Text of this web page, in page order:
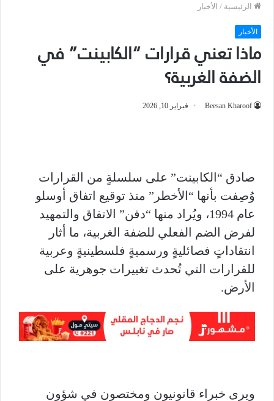
الرئيسية / الأخبار
الأخبار
ماذا تعني قرارات “الكابينت” في
الضفة الغربية؟
Beesan Kharoof فبراير 10, 2026
صادق “الكابينت” على سلسلةٍ من القرارات
وُصِفت بأنها “الأخطر” منذ توقيع اتفاق أوسلو
عام 1994، ويُراد منها “دفن” الاتفاق والتمهيد
لفرض الضم الفعلي للضفة الغربية، ما أثار
انتقاداتٍ فصائليةٍ ورسميةٍ فلسطينيةٍ وعربية
للقرارات التي تُحدث تغييرات جوهرية على
الأرض.
ويرى خبراء قانونيون ومختصون في شؤون